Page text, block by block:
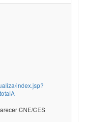
index.jsp?
CNE/CES